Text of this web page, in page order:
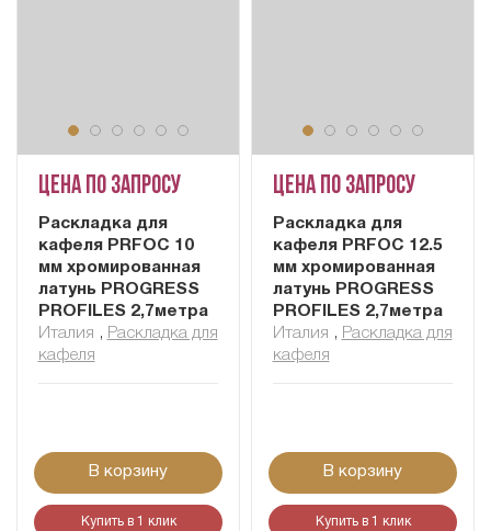
Цена по запросу
Раскладка для
кафеля PRFOC 10
мм хромированная
латунь PROGRESS
PROFILES 2,7метра
Италия , Раскладка для
кафеля
В корзину
Купить в 1 клик
Цена по запросу
Раскладка для
кафеля PRFOC 12.5
мм хромированная
латунь PROGRESS
PROFILES 2,7метра
Италия , Раскладка для
кафеля
В корзину
Купить в 1 клик